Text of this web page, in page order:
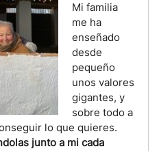
Mi familia
me ha
enseñado
desde
pequeño
unos valores
gigantes, y
sobre todo a
lo que quieres.
junto a mi cada